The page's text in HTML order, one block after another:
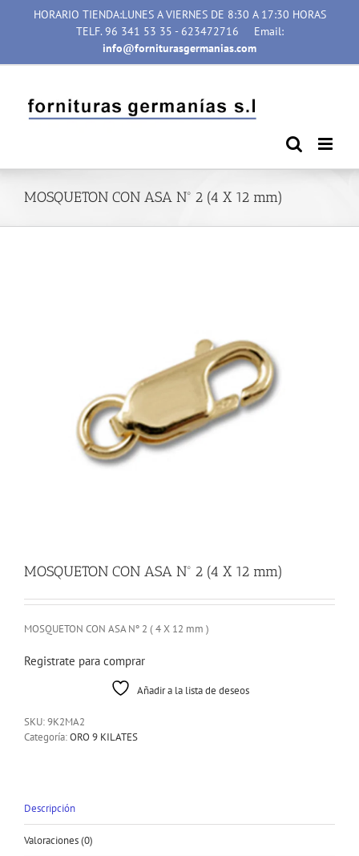
HORARIO TIENDA:LUNES A VIERNES DE 8:30 A 17:30 HORAS
TELF. 96 341 53 35 - 623472716
Email:
info@forniturasgermanias.com
MOSQUETON CON ASA Nº 2 (4 X 12 mm)
MOSQUETON CON ASA Nº 2 (4 X 12 mm)
MOSQUETON CON ASA Nº 2 ( 4 X 12 mm )
Registrate para comprar
Añadir a la lista de deseos
SKU:9K2MA2
Categoría:ORO 9 KILATES
Descripción
Valoraciones (0)